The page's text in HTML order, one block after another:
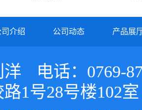
司介绍 公司动态 产品展
洋
电话：0769-
1号28号楼102室